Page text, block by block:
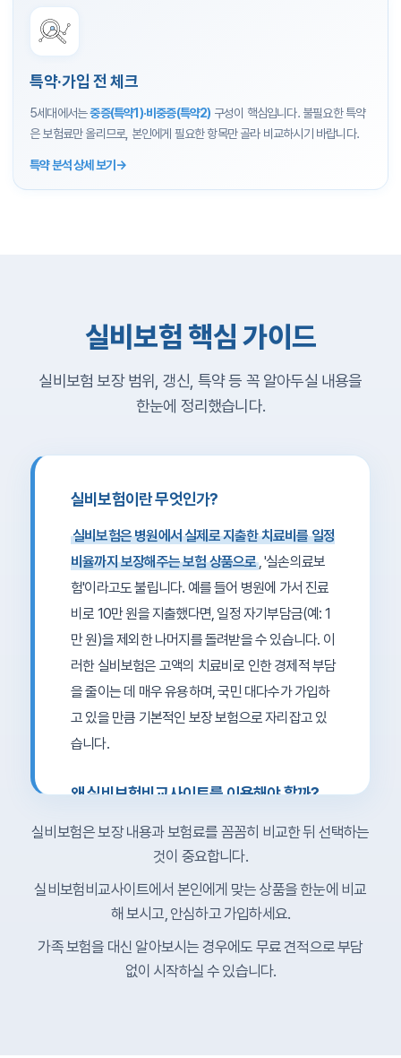
특약·가입 전 체크
5세대에서는중증(특약1)·비중증(특약2) 구성이 핵심입니다. 불필요한 특약
은 보험료만 올리므로, 본인에게 필요한 항목만 골라 비교하시기 바랍니다.
특약 분석 상세 보기
실비보험 핵심 가이드
실비보험 보장 범위, 갱신, 특약 등 꼭 알아두실 내용을
한눈에 정리했습니다.
실비보험이란 무엇인가?
실비보험은 병원에서 실제로 지출한 치료비를 일정
비율까지 보장해주는 보험 상품으로, '실손의료보
험'이라고도 불립니다. 예를 들어 병원에 가서 진료
비로 10만 원을 지출했다면, 일정 자기부담금(예: 1
만 원)을 제외한 나머지를 돌려받을 수 있습니다. 이
러한 실비보험은 고액의 치료비로 인한 경제적 부담
을 줄이는 데 매우 유용하며, 국민 대다수가 가입하
고 있을 만큼 기본적인 보장 보험으로 자리잡고 있
습니다.
왜 실비보험비교사이트를 이용해야 할까?
시중에는 수십 개 이상의 보험사가 실비보험 상품을
판매하고 있으며, 각 보험사마다 보험료, 보장 범위,
특약 구성, 갱신 주기 등이 모두 다릅니다. 실비보험
비교사이트를 활용하면 복잡한 상품 구조를 한눈에
된 5세대 실손보험은 중증·비중증 비급여가 분리되
실비보험은 보장 내용과 보험료를 꼼꼼히 비교한 뒤 선택하는
것이 중요합니다.
실비보험비교사이트에서 본인에게 맞는 상품을 한눈에 비교
해 보시고, 안심하고 가입하세요.
가족 보험을 대신 알아보시는 경우에도 무료 견적으로 부담
없이 시작하실 수 있습니다.